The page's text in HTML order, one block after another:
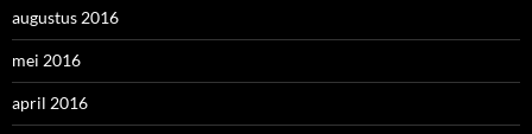
augustus 2016
mei 2016
april 2016